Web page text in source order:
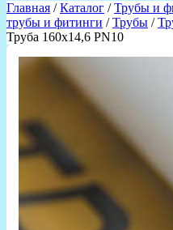
Главная /Каталог /Трубы и
трубы и фитинги /Трубы /
Труба 160х14,6 PN10